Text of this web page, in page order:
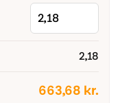
2,18
663,68 kr.